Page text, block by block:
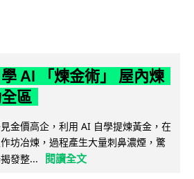
AI 「煉金術」 屋內煉
區
金價高企，利用 AI 自學提煉黃金，在
坊冶煉，過程產生大量刺鼻濃煙，驚
發整...
閱讀全文